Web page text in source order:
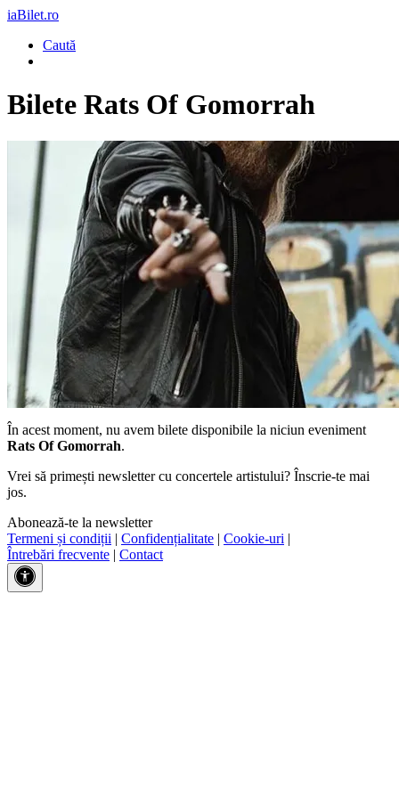
iaBilet.ro
Caută
Bilete Rats Of Gomorrah
În acest moment, nu avem bilete disponibile la niciun eveniment
Rats Of Gomorrah.
Vrei să primești newsletter cu concertele artistului? Înscrie-te mai
jos.
Abonează-te la newsletter
Termeni și condiții | Confidențialitate | Cookie-uri |
Întrebări frecvente | Contact